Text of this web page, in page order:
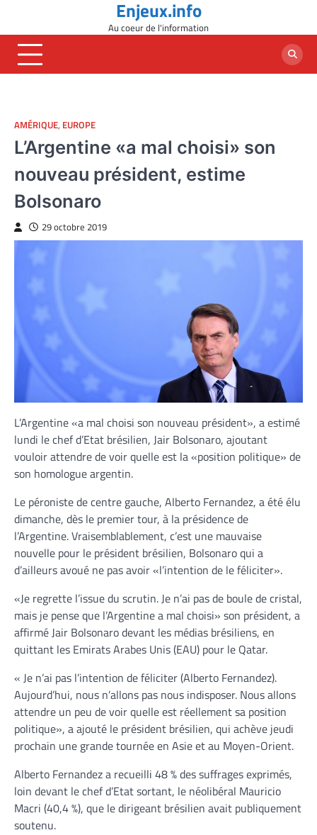
content
Enjeux.info
Au coeur de l'information
AMÉRIQUE, EUROPE
L’Argentine «a mal choisi» son
nouveau président, estime
Bolsonaro
29 octobre 2019
L’Argentine «a mal choisi son nouveau président», a estimé
lundi le chef d’Etat brésilien, Jair Bolsonaro, ajoutant
vouloir attendre de voir quelle est la «position politique» de
son homologue argentin.
Le péroniste de centre gauche, Alberto Fernandez, a été élu
dimanche, dès le premier tour, à la présidence de
l’Argentine. Vraisemblablement, c’est une mauvaise
nouvelle pour le président brésilien, Bolsonaro qui a
d’ailleurs avoué ne pas avoir «l’intention de le féliciter».
«Je regrette l’issue du scrutin. Je n’ai pas de boule de cristal,
mais je pense que l’Argentine a mal choisi» son président, a
affirmé Jair Bolsonaro devant les médias brésiliens, en
quittant les Emirats Arabes Unis (EAU) pour le Qatar.
« Je n’ai pas l’intention de féliciter (Alberto Fernandez).
Aujourd’hui, nous n’allons pas nous indisposer. Nous allons
attendre un peu de voir quelle est réellement sa position
politique», a ajouté le président brésilien, qui achève jeudi
prochain une grande tournée en Asie et au Moyen-Orient.
Alberto Fernandez a recueilli 48 % des suffrages exprimés,
loin devant le chef d’Etat sortant, le néolibéral Mauricio
Macri (40,4 %), que le dirigeant brésilien avait publiquement
soutenu.